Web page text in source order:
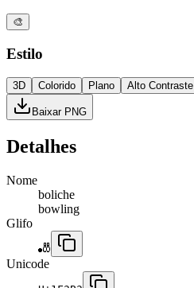
🎨
Estilo
3D Colorido Plano Alto Contraste
Baixar PNG
Detalhes
Nome
boliche
bowling
Glifo
🎳
Unicode